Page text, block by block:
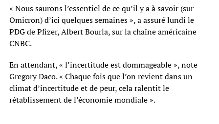
« Nous saurons l’essentiel de ce qu’il y a à savoir (sur
Omicron) d’ici quelques semaines », a assuré lundi le
PDG de Pfizer, Albert Bourla, sur la chaîne américaine
CNBC.
En attendant, « l’incertitude est dommageable », note
Gregory Daco. « Chaque fois que l’on revient dans un
climat d’incertitude et de peur, cela ralentit le
rétablissement de l’économie mondiale ».